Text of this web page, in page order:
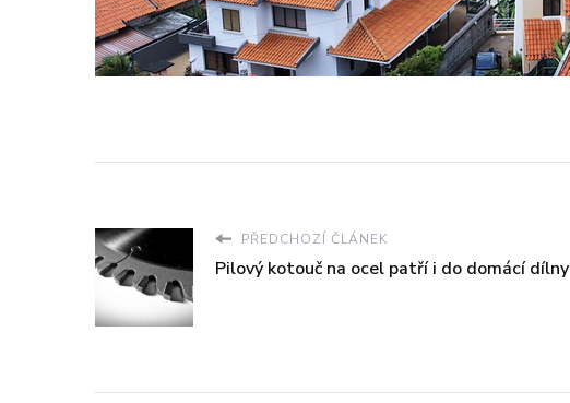
PŘEDCHOZÍ ČLÁNEK
Pilový kotouč na ocel patří i do domácí dílny